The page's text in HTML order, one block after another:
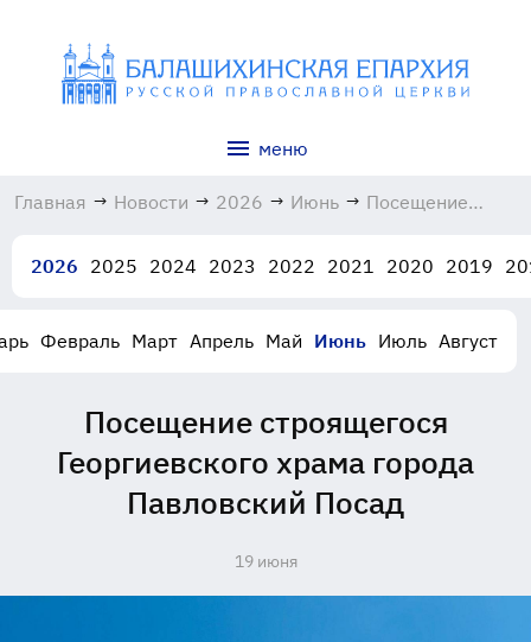
меню
Главная → Новости → 2026 → Июнь → Посещение
храма города
19.06.2026
2026 2025 2024 2023 2022 2021 2020 2019
Февраль Март Апрель Май Июнь Июль Август
Посещение строящегося
Георгиевского храма города
Павловский Посад
19 июня